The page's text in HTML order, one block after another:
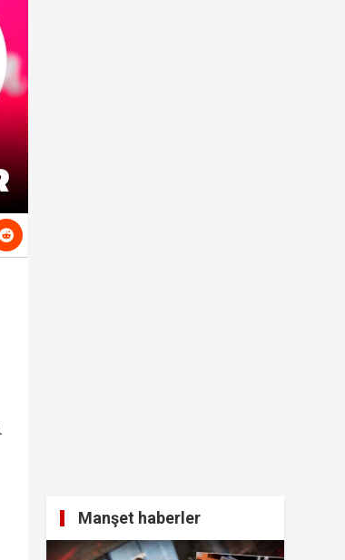
yazışmalar ve görseller çıktı!
ve Öcalan kapsam dışında…
‘Oraya koy ben oradan alırım…'
Manşet haberler